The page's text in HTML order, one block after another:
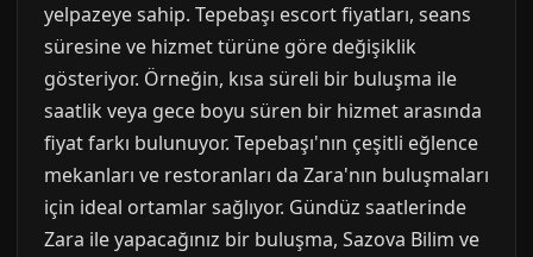
yelpazeye sahip. Tepebaşı escort fiyatları, seans
süresine ve hizmet türüne göre değişiklik
gösteriyor. Örneğin, kısa süreli bir buluşma ile
saatlik veya gece boyu süren bir hizmet arasında
fiyat farkı bulunuyor. Tepebaşı'nın çeşitli eğlence
mekanları ve restoranları da Zara'nın buluşmaları
için ideal ortamlar sağlıyor. Gündüz saatlerinde
Zara ile yapacağınız bir buluşma, Sazova Bilim ve